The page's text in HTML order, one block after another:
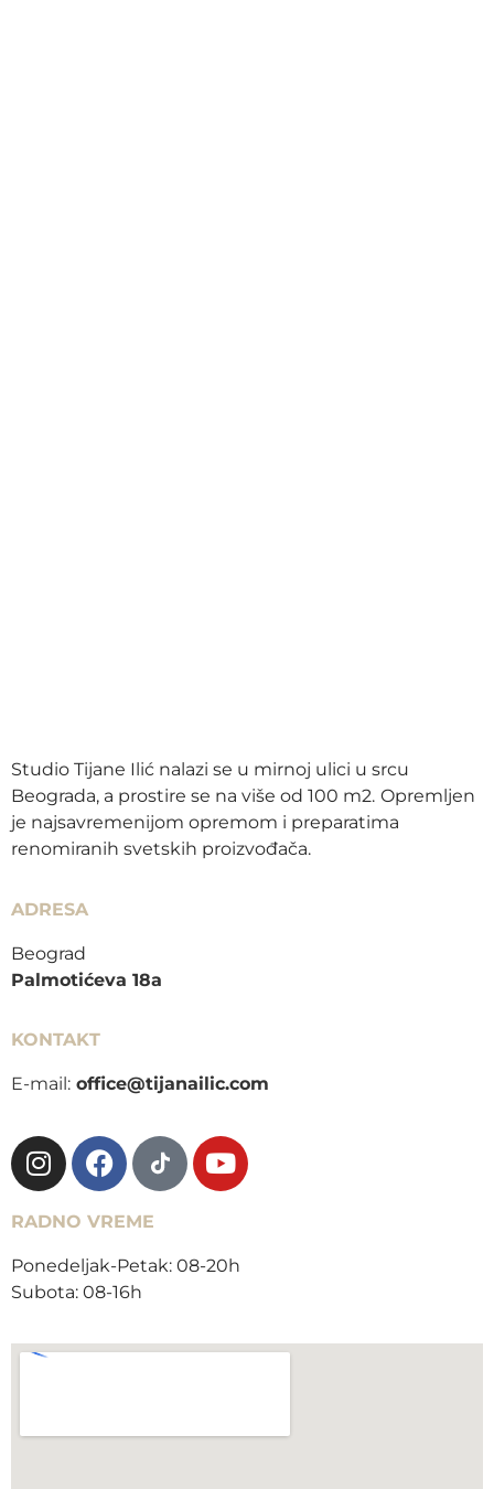
Studio Tijane Ilić nalazi se u mirnoj ulici u srcu
Beograda, a prostire se na više od 100 m2. Opremljen
je najsavremenijom opremom i preparatima
renomiranih svetskih proizvođača.
ADRESA
Beograd
Palmotićeva 18a
KONTAKT
E-mail: office@tijanailic.com
RADNO VREME
Ponedeljak-Petak: 08-20h
Subota: 08-16h